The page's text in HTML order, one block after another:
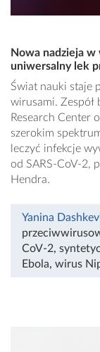
Nowa nadzieja
uniwersalny lek
Świat nauki staje
wirusami. Zespół
Research Center
szerokim
leczyć infekcje
od SARS-CoV-2,
Hendra.
Yanina
CoV-2,
Ebola, wirus